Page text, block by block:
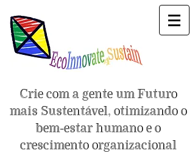
Crie com a gente um Futuro
mais Sustentável, otimizando o
bem-estar humano e o
crescimento organizacional